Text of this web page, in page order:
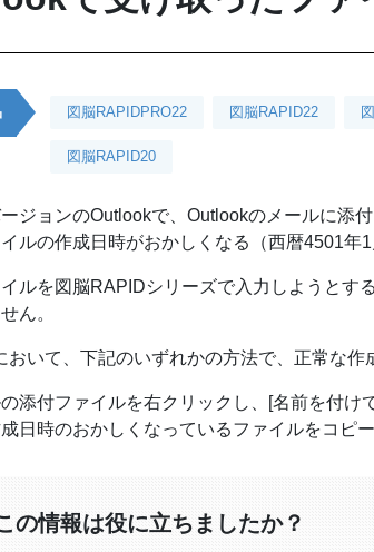
図脳RAPIDPRO22 図脳RAPID22
図脳RAPID20
ジョンのOutlookで、Outlookのメールに添
ルの作成日時がおかしくなる（西暦4501年
ルを図脳RAPIDシリーズで入力しようとす
ん。
おいて、下記のいずれかの方法で、正常な作
添付ファイルを右クリックし、[名前を付け
日時のおかしくなっているファイルをコピー
の情報は役に立ちましたか？